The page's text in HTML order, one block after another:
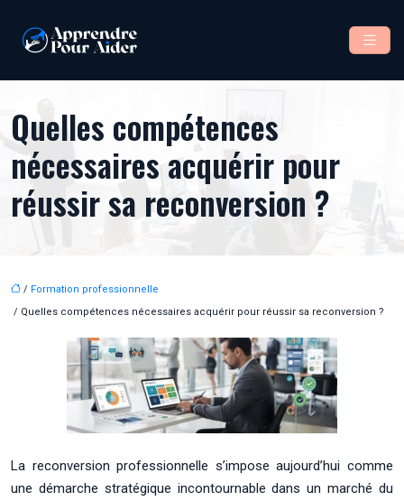
Quelles compétences
nécessaires acquérir pour
réussir sa reconversion ?
/ Formation professionnelle
/ Quelles compétences nécessaires acquérir pour réussir sa reconversion ?
La reconversion professionnelle s’impose aujourd’hui comme
une démarche stratégique incontournable dans un marché du